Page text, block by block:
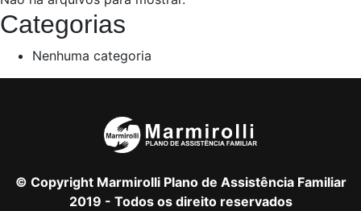
Categorias
Nenhuma categoria
© Copyright Marmirolli Plano de Assistência Familiar
2019 - Todos os direito reservados